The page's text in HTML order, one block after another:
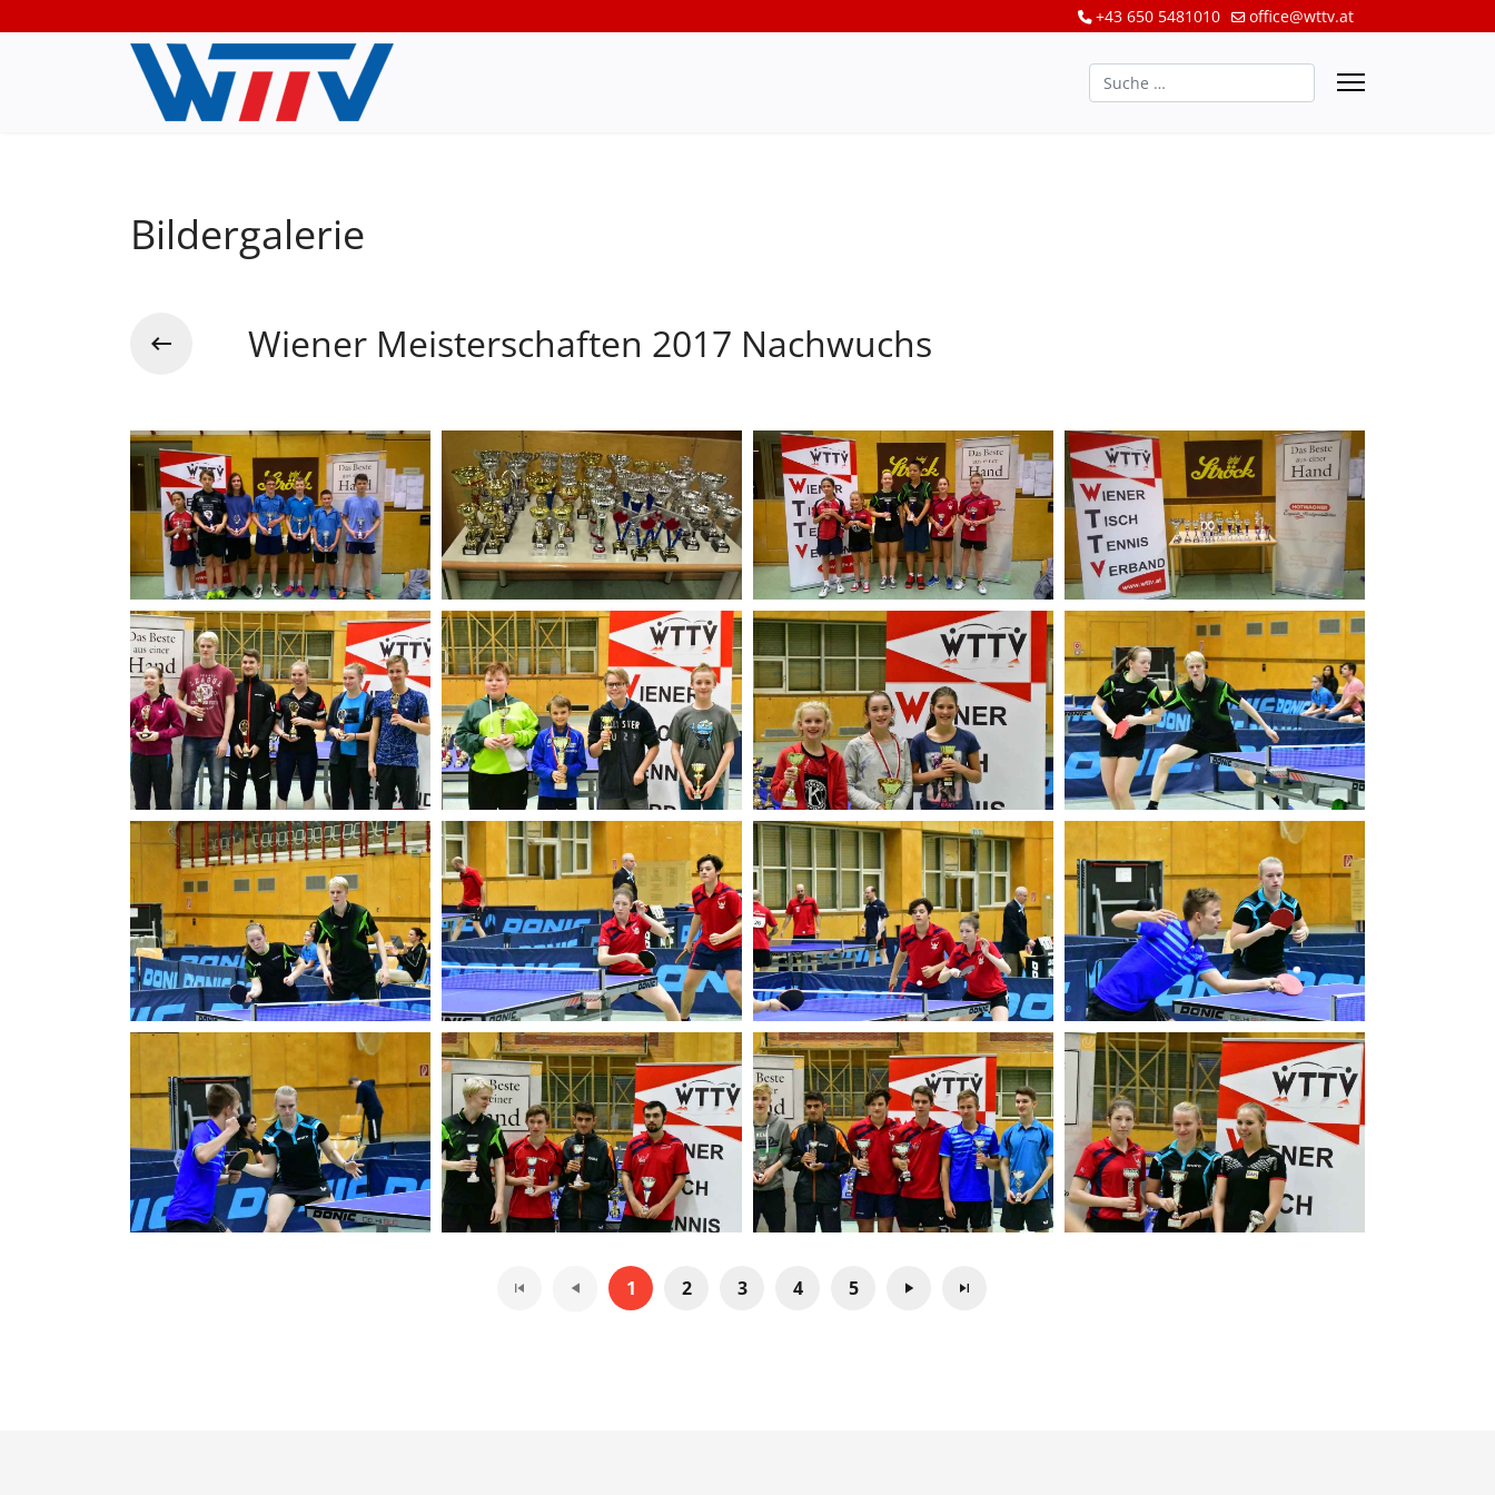
+43 650 5481010 office@wttv.at
Suchen
Bildergalerie
Wiener Meisterschaften 2017 Nachwuchs
1 2 3 4 5